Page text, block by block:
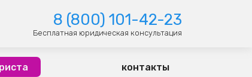
8 (800) 101-42-23
Бесплатная юридическая консультация
контакты